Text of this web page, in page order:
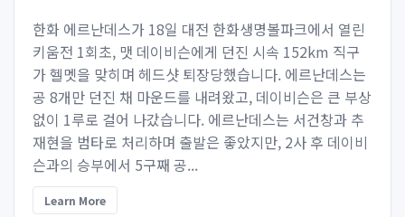
한화 에르난데스가 18일 대전 한화생명볼파크에서 열린
키움전 1회초, 맷 데이비슨에게 던진 시속 152km 직구
가 헬멧을 맞히며 헤드샷 퇴장당했습니다. 에르난데스는
공 8개만 던진 채 마운드를 내려왔고, 데이비슨은 큰 부상
없이 1루로 걸어 나갔습니다. 에르난데스는 서건창과 추
재현을 범타로 처리하며 출발은 좋았지만, 2사 후 데이비
슨과의 승부에서 5구째 공...
Learn More